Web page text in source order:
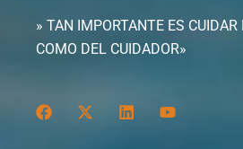
» TAN IMPORTANTE ES CUIDAR
COMO DEL CUIDADOR»
F
X
L
Y